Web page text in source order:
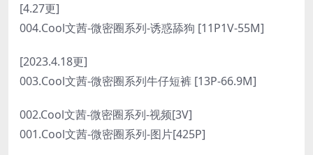
[4.27更]
004.Cool文茜-微密圈系列-诱惑舔狗 [11P1V-55M]
[2023.4.18更]
003.Cool文茜-微密圈系列牛仔短裤 [13P-66.9M]
002.Cool文茜-微密圈系列-视频[3V]
001.Cool文茜-微密圈系列-图片[425P]